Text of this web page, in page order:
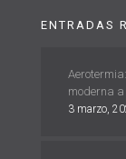
ENTRADAS
moderna
3 marzo,